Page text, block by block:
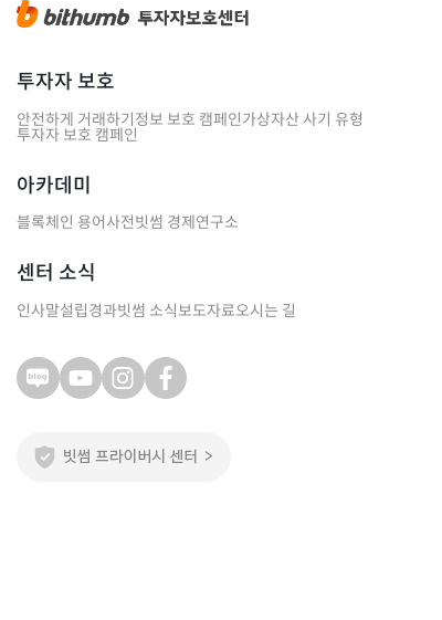
투자자 보호
안전하게 거래하기정보 보호 캠페인가상자산 사기 유형
투자자 보호 캠페인
아카데미
블록체인 용어사전빗썸 경제연구소
센터 소식
인사말설립경과빗썸 소식보도자료오시는 길